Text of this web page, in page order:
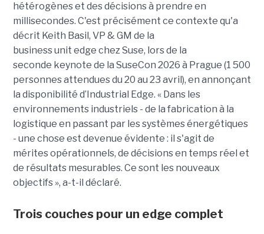
hétérogènes et des décisions à prendre en
millisecondes. C'est précisément ce contexte qu'a
décrit Keith Basil, VP & GM de la
business unit edge chez Suse, lors de la
seconde keynote de la SuseCon 2026 à Prague (1 500
personnes attendues du 20 au 23 avril), en annonçant
la disponibilité d’Industrial Edge. « Dans les
environnements industriels - de la fabrication à la
logistique en passant par les systèmes énergétiques
- une chose est devenue évidente : il s'agit de
mérites opérationnels, de décisions en temps réel et
de résultats mesurables. Ce sont les nouveaux
objectifs », a-t-il déclaré.
Trois couches pour un edge complet